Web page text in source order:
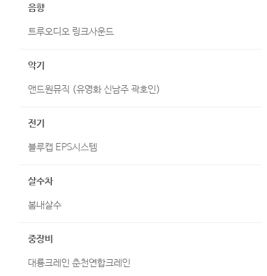
음향
트루오디오 링크사운드
악기
앤드원뮤직 (유영화 신남주 곽호인)
전기
블루캡 EPS시스템
살수차
봄내살수
중장비
대룡크레인 춘천연합크레인